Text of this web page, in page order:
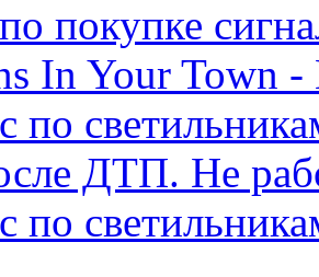
покупке
In Your Town
по
ДТП. Не
по